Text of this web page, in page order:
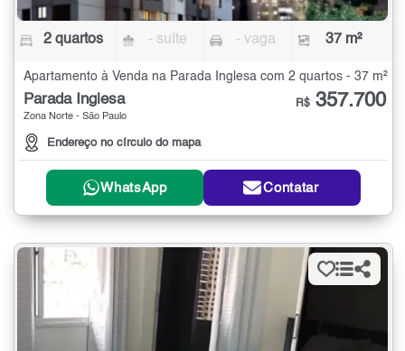
2 quartos - suíte - vaga 37 m²
Apartamento à Venda na Parada Inglesa com 2 quartos - 37 m²
Parada Inglesa
Zona Norte - São Paulo
Endereço no círculo do mapa
R$ 357.700
WhatsApp Contatar